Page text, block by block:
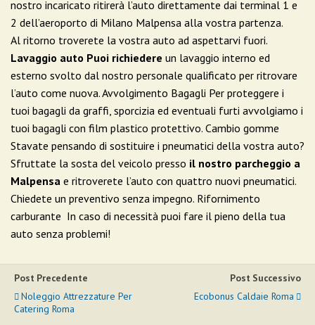
nostro incaricato ritirerà l’auto direttamente dai terminal 1 e
2 dell’aeroporto di Milano Malpensa alla vostra partenza.
Al ritorno troverete la vostra auto ad aspettarvi fuori.
Lavaggio auto Puoi richiedere un lavaggio interno ed
esterno svolto dal nostro personale qualificato per ritrovare
l’auto come nuova. Avvolgimento Bagagli Per proteggere i
tuoi bagagli da graffi, sporcizia ed eventuali furti avvolgiamo i
tuoi bagagli con film plastico protettivo. Cambio gomme
Stavate pensando di sostituire i pneumatici della vostra auto?
Sfruttate la sosta del veicolo presso il nostro parcheggio a
Malpensa e ritroverete l’auto con quattro nuovi pneumatici.
Chiedete un preventivo senza impegno. Rifornimento
carburante In caso di necessità puoi fare il pieno della tua
auto senza problemi!
Post Precedente
Noleggio Attrezzature Per
Catering Roma
Post Successivo
Ecobonus Caldaie Roma